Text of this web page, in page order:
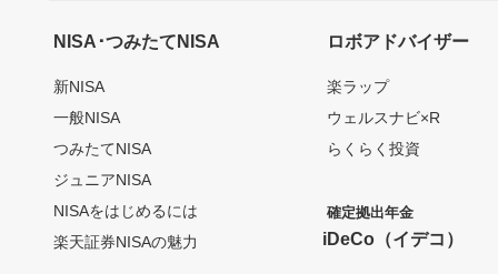
NISA･つみたてNISA
新NISA
一般NISA
つみたてNISA
ジュニアNISA
NISAをはじめるには
楽天証券NISAの魅力
ロボアドバイザー
楽ラップ
ウェルスナビ×R
らくらく投資
確定拠出年金
iDeCo（イデコ）